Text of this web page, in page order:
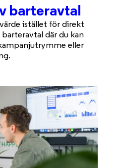
barteravtal
istället för direkt
där du kan
eller